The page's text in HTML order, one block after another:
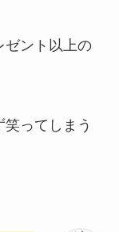
ゼント以上の
ってしまう